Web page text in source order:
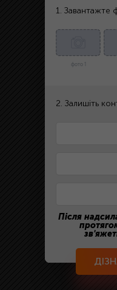
1. Завантажте
фото 1
2. Залишіть
Після